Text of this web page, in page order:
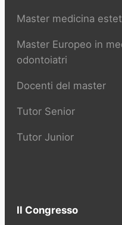
Master medicina
Master Europeo in
odontoiatri
Docenti del master
Tutor Senior
Tutor Junior
Il Congresso